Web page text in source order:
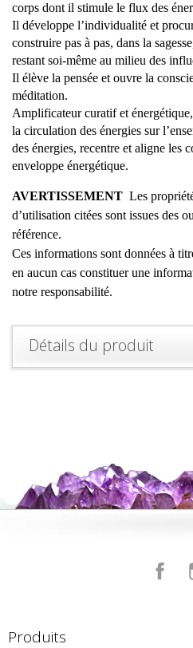
corps dont il stimule le flux des
Il développe l’individualité et
construire pas à pas, dans la
restant soi-même au milieu des
Il élève la pensée et ouvre la
méditation.
Amplificateur curatif et
la circulation des énergies sur
des énergies, recentre et aligne les
enveloppe énergétique.
AVERTISSEMENT Les
d’utilisation citées sont issues des
référence.
Ces informations sont données à
en aucun cas constituer une
notre responsabilité.
Détails du produit
Produits